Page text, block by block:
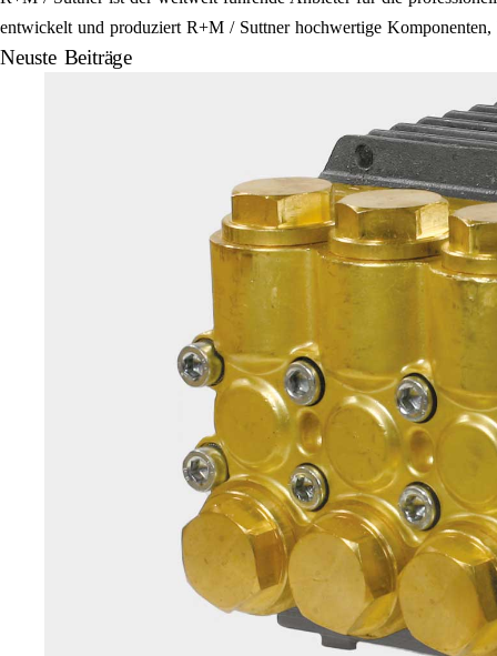
entwickelt und produziert R+M / Suttner hochwertige
Neuste Beiträge